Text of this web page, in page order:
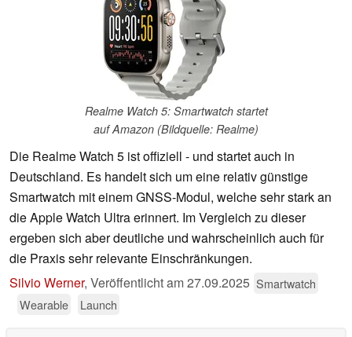
Realme Watch 5: Smartwatch startet
auf Amazon (Bildquelle: Realme)
Die Realme Watch 5 ist offiziell - und startet auch in
Deutschland. Es handelt sich um eine relativ günstige
Smartwatch mit einem GNSS-Modul, welche sehr stark an
die Apple Watch Ultra erinnert. Im Vergleich zu dieser
ergeben sich aber deutliche und wahrscheinlich auch für
die Praxis sehr relevante Einschränkungen.
Silvio Werner, Veröffentlicht am27.09.2025 Smartwatch
Wearable
Launch